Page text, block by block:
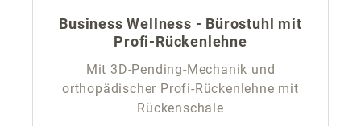
Business Wellness - Bürostuhl mit
Profi-Rückenlehne
Mit 3D-Pending-Mechanik und
orthopädischer Profi-Rückenlehne mit
Rückenschale